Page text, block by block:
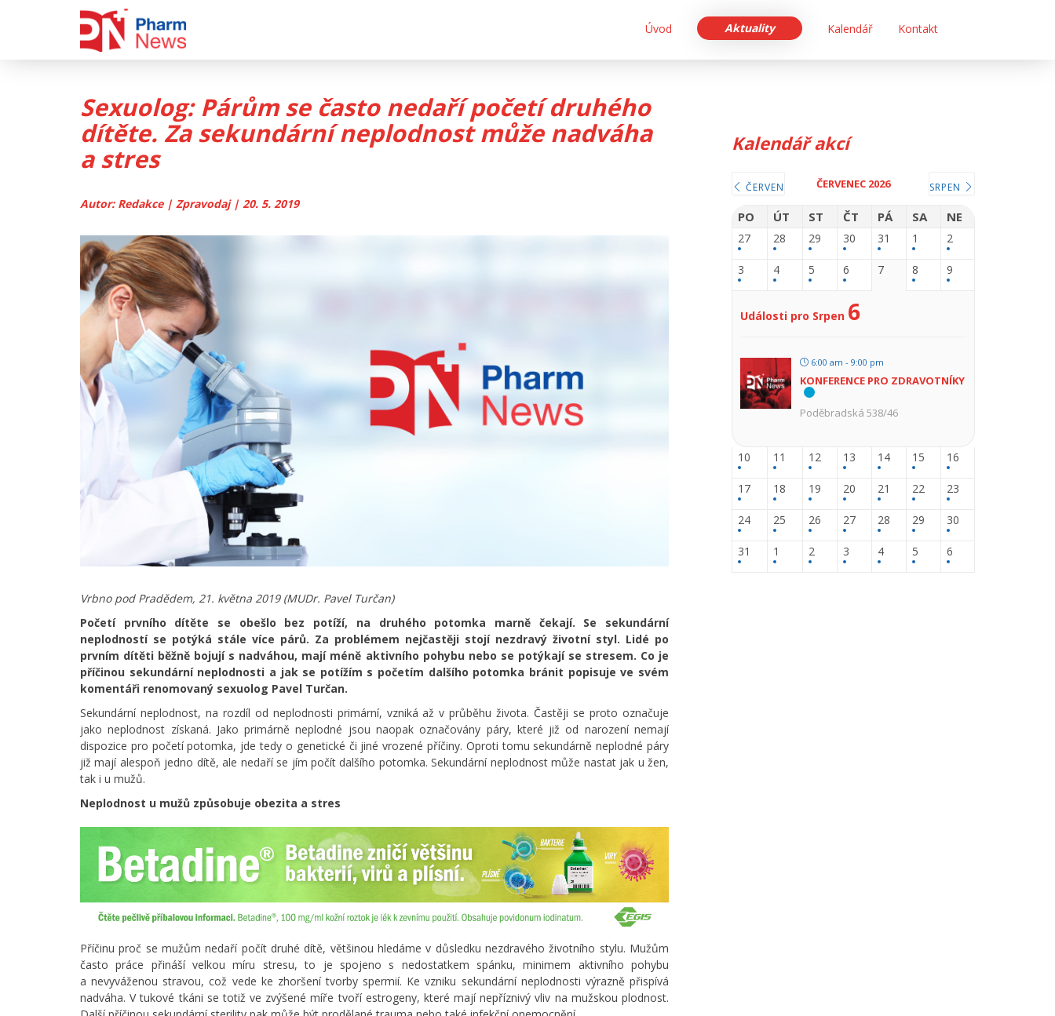
Úvod Aktuality Kalendář Kontakt
Sexuolog: Párům se často nedaří početí druhého
dítěte. Za sekundární neplodnost může nadváha
a stres
Autor: Redakce | Zpravodaj | 20. 5. 2019
Vrbno pod Pradědem, 21. května 2019 (MUDr. Pavel Turčan)
Početí prvního dítěte se obešlo bez potíží, na druhého potomka marně čekají. Se sekundární
neplodností se potýká stále více párů. Za problémem nejčastěji stojí nezdravý životní styl. Lidé po
prvním dítěti běžně bojují s nadváhou, mají méně aktivního pohybu nebo se potýkají se stresem. Co je
příčinou sekundární neplodnosti a jak se potížím s početím dalšího potomka bránit popisuje ve svém
komentáři renomovaný sexuolog Pavel Turčan.
Sekundární neplodnost, na rozdíl od neplodnosti primární, vzniká až v průběhu života. Častěji se proto označuje
jako neplodnost získaná. Jako primárně neplodné jsou naopak označovány páry, které již od narození nemají
dispozice pro početí potomka, jde tedy o genetické či jiné vrozené příčiny. Oproti tomu sekundárně neplodné páry
již mají alespoň jedno dítě, ale nedaří se jím počít dalšího potomka. Sekundární neplodnost může nastat jak u žen,
tak i u mužů.
Neplodnost u mužů způsobuje obezita a stres
Příčinu proč se mužům nedaří počít druhé dítě, většinou hledáme v důsledku nezdravého životního stylu. Mužům
často práce přináší velkou míru stresu, to je spojeno s nedostatkem spánku, minimem aktivního pohybu
a nevyváženou stravou, což vede ke zhoršení tvorby spermií. Ke vzniku sekundární neplodnosti výrazně přispívá
nadváha. V tukové tkáni se totiž ve zvýšené míře tvoří estrogeny, které mají nepříznivý vliv na mužskou plodnost.
Kalendář akcí
ČERVEN ČERVENEC 2026 SRPEN
PO ÚT ST ČT PÁ SA NE
27 28 29 30 31 1 2
3 4 5 6 7 8 9
Události pro Srpen 6
6:00 am - 9:00 pm
KONFERENCE PRO ZDRAVOTNÍKY
Poděbradská 538/46
10 11 12 13 14 15 16
17 18 19 20 21 22 23
24 25 26 27 28 29 30
31 1 2 3 4 5 6